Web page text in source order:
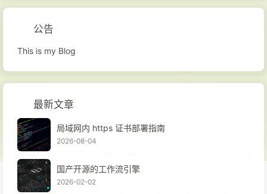
公告
This is my Blog
最新文章
局域网内 https 证书部署指南
2026-08-04
国产开源的工作流引擎
2026-02-02